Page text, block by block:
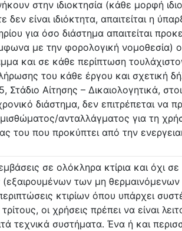
στην ιδιοκτησία (κάθε μορφή
δεν είναι ιδιόκτητα, απαιτείται η
για όσο διάστημα απαιτείται
με την φορολογική νομοθεσία)
και σε κάθε περίπτωση
του κάθε έργου και σχετική
Στάδιο Αίτησης – Δικαιολογητικά,
διάστημα, δεν επιτρέπεται να
ανταλλάγματος για τη
του που προκύπτει από την
σε ολόκληρα κτίρια και όχι σε
των μη
κτιρίων όπου υπάρχει
οι χρήσεις πρέπει να είναι
τεχνικά συστήματα. Ένα ή και